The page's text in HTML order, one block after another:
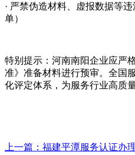
· 严禁伪造材料、虚报数据等
单）
特别提示：河南南阳企业应严
准》准备材料进行预审。全国
化评定体系，为服务行业高质
上一篇：福建平潭服务认证办